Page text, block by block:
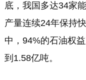
底，我国多达34家
产量连续24年保持
中，94%的石油权
到1.58亿吨。